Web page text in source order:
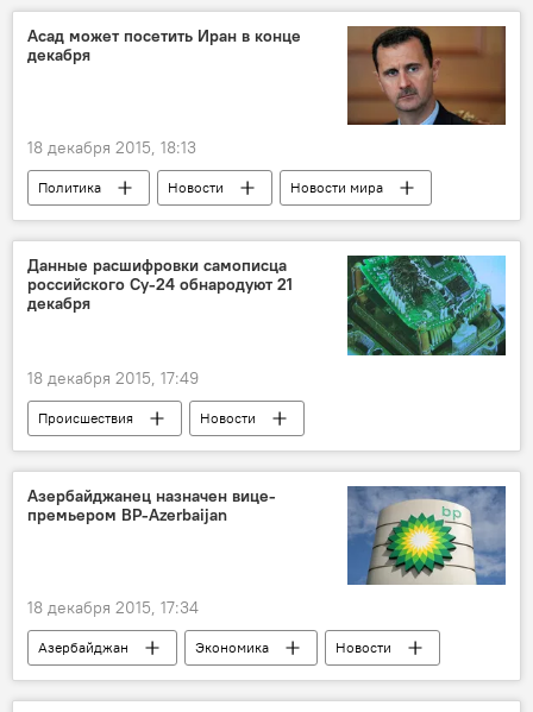
Асад может посетить Иран в конце
декабря
18 декабря 2015, 18:13
Политика Новости Новости мира
Данные расшифровки самописца
российского Су-24 обнародуют 21
декабря
18 декабря 2015, 17:49
Происшествия
Новости
Новости мира
Россия ЖИЗНЬ
Азербайджанец назначен вице-
премьером ВР-Azerbaijan
18 декабря 2015, 17:34
Азербайджан Экономика Новости